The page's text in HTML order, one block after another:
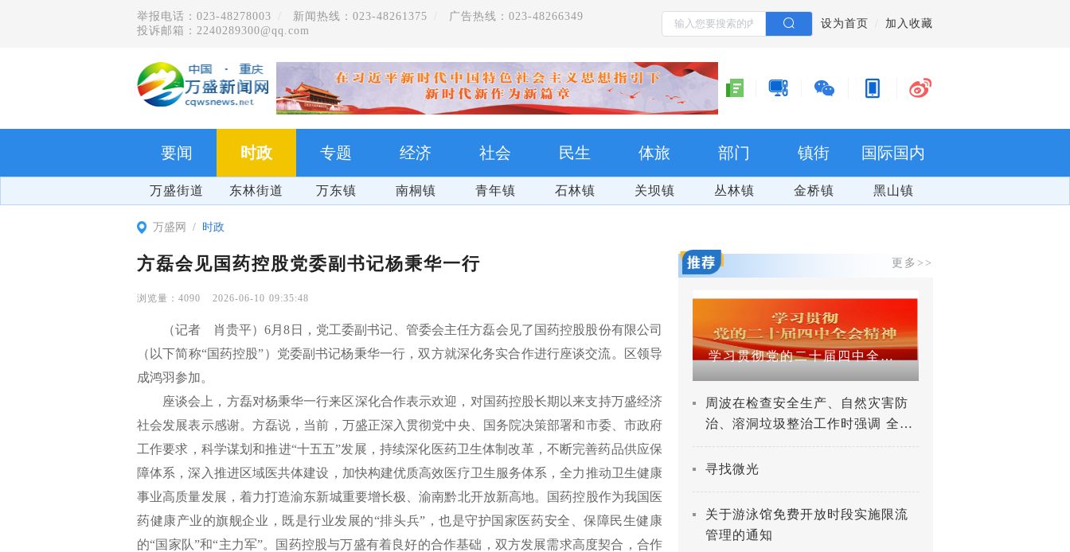
举报电话：023-48278003 新闻热线：023-48261375
广告热线：023-48266349
投诉邮箱：2240289300@qq.com
设为首页 加入收藏
要闻 时政 专题 经济 社会 民生 体旅 部门 镇街 国际国内
万盛街道 东林街道 万东镇 南桐镇 青年镇 石林镇 关坝镇 丛林镇 金桥镇 黑山镇
万盛网 时政
方磊会见国药控股党委副书记杨秉华一行
4090 2026-06-10 09:35:48
（记者 肖贵平）6月8日，党工委副书记、管委会主任方磊会见了国药控股股份有限公司
（以下简称“国药控股”）党委副书记杨秉华一行，双方就深化务实合作进行座谈交流。区领导
成鸿羽参加。
座谈会上，方磊对杨秉华一行来区深化合作表示欢迎，对国药控股长期以来支持万盛经济
社会发展表示感谢。方磊说，当前，万盛正深入贯彻党中央、国务院决策部署和市委、市政府
工作要求，科学谋划和推进“十五五”发展，持续深化医药卫生体制改革，不断完善药品供应保
障体系，深入推进区域医共体建设，加快构建优质高效医疗卫生服务体系，全力推动卫生健康
事业高质量发展，着力打造渝东新城重要增长极、渝南黔北开放新高地。国药控股作为我国医
药健康产业的旗舰企业，既是行业发展的“排头兵”，也是守护国家医药安全、保障民生健康
的“国家队”和“主力军”。国药控股与万盛有着良好的合作基础，双方发展需求高度契合，合作
更多>>
爽游万盛 把习近平总书记的殷殷嘱托全面落实在重庆大地上 学习贯彻党的二十届四中全会精神
周波在检查安全生产、自然灾害防
治、溶洞垃圾整治工作时强调 全力
打好防灾减灾救灾人民战争 深入推
进溶洞垃圾专项整治工作
寻找微光
关于游泳馆免费开放时段实施限流
管理的通知